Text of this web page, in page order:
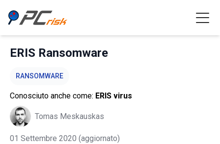
ERIS Ransomware
RANSOMWARE
Conosciuto anche come: ERIS virus
Tomas Meskauskas
01 Settembre 2020 (aggiornato)